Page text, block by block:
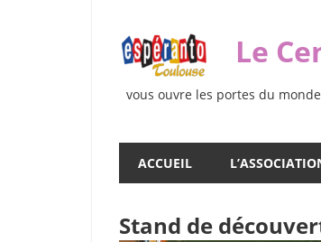
content
Le
vous ouvre les portes du
ACCUEIL
Stand de